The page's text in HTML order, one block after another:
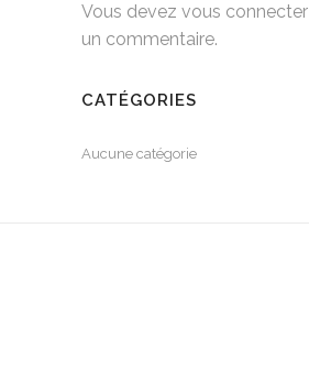
Vous devez vous connecter
un commentaire.
CATÉGORIES
Aucune catégorie